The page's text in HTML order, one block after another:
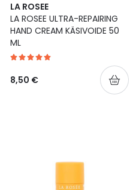
LA ROSEE
LA ROSEE ULTRA-REPAIRING
HAND CREAM KÄSIVOIDE 50
ML
8,50 €